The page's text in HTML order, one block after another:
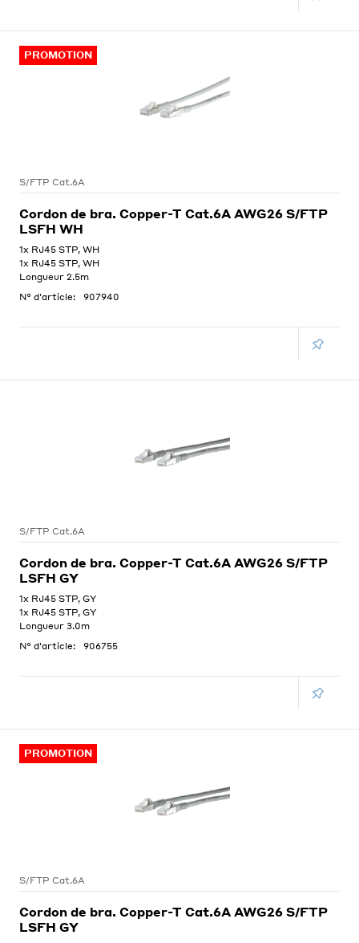
PROMOTION
S/FTP Cat.6A
Cordon de bra. Copper-T Cat.6A AWG26 S/FTP
LSFH WH
1x RJ45 STP, WH
1x RJ45 STP, WH
Longueur 2.5m
N° d'article:
907940
S/FTP Cat.6A
Cordon de bra. Copper-T Cat.6A AWG26 S/FTP
LSFH GY
1x RJ45 STP, GY
1x RJ45 STP, GY
Longueur 3.0m
N° d'article:
906755
PROMOTION
S/FTP Cat.6A
Cordon de bra. Copper-T Cat.6A AWG26 S/FTP
LSFH GY